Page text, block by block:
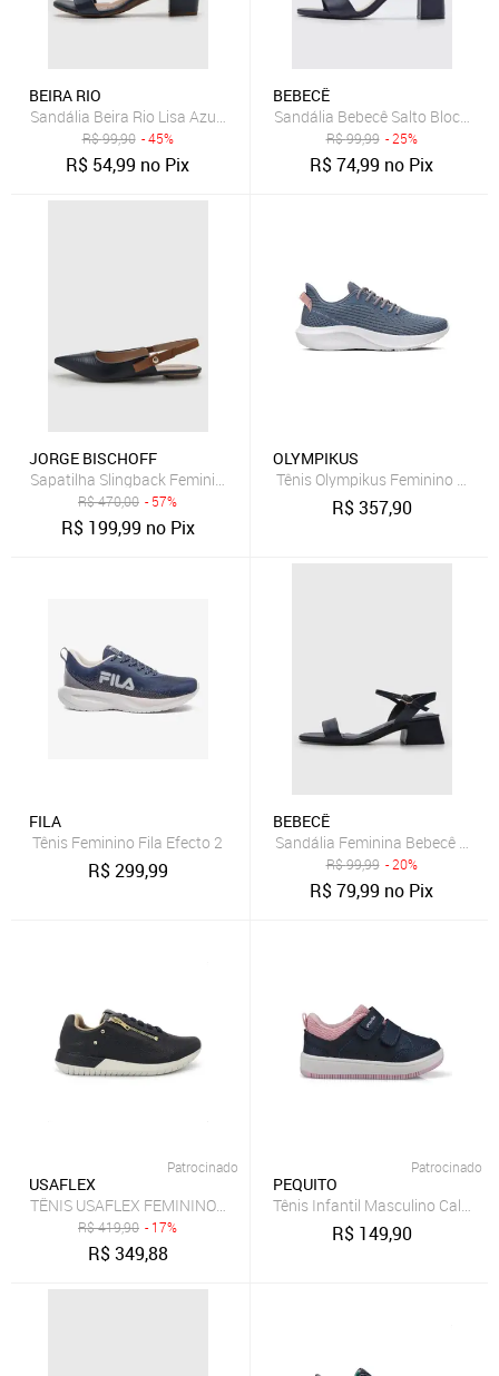
BEIRA RIO
Sandália Beira Rio Lisa Azul-Marinho
R$99,90 - 45%
R$ 54,99 no Pix
BEBECÊ
Sandália Bebecê Salto Bloco
R$99,99 - 25%
R$74,99 no Pix
JORGE BISCHOFF
Sapatilha Slingback Feminina Jorge Bischoff Azul Marinho
R$470,00 - 57%
R$ 199,99 no Pix
OLYMPIKUS
Tênis Olympikus Feminino Rua
R$357,90
FILA
Tênis Feminino Fila Efecto 2
R$299,99
BEBECÊ
Sandália Feminina Bebecê
R$99,99 - 20%
R$79,99 no Pix
Patrocinado
USAFLEX
TÊNIS USAFLEX FEMININO ELÁSTICO COM ZÍPER AH1707 Azul
R$419,90 - 17%
R$349,88
Patrocinado
PEQUITO
Tênis Infantil Masculino Calce-
R$ 149,90